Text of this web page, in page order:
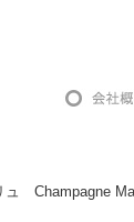
ュ Champagne